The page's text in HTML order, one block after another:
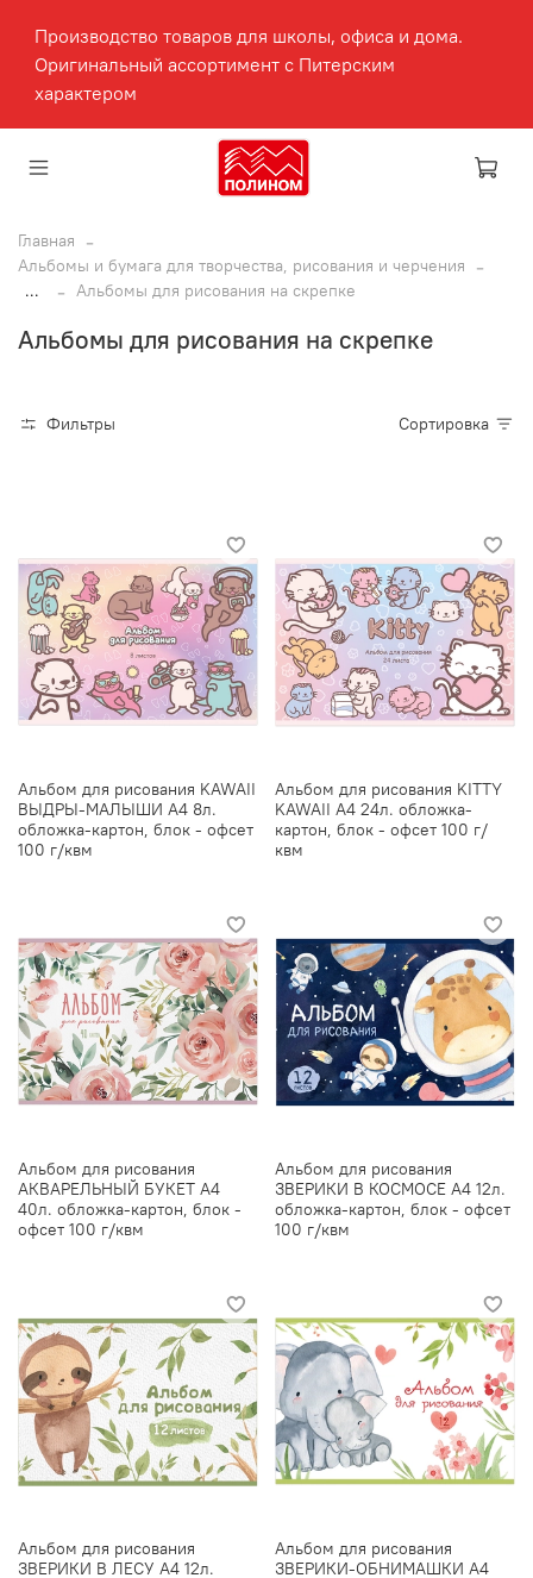
Производство товаров для школы, офиса и дома.
Оригинальный ассортимент с Питерским
характером
Главная
Альбомы и бумага для творчества, рисования и черчения
...
Альбомы для рисования на скрепке
Альбомы для рисования на скрепке
Фильтры Сортировка
Альбом для рисования KAWAII
ВЫДРЫ-МАЛЫШИ А4 8л.
обложка-картон, блок - офсет
100 г/квм
Альбом для рисования KITTY
KAWAII А4 24л. обложка-
картон, блок - офсет 100 г/
квм
Альбом для рисования
АКВАРЕЛЬНЫЙ БУКЕТ А4
40л. обложка-картон, блок -
офсет 100 г/квм
Альбом для рисования
ЗВЕРИКИ В КОСМОСЕ А4 12л.
обложка-картон, блок - офсет
100 г/квм
Альбом для рисования
ЗВЕРИКИ В ЛЕСУ А4 12л.
Альбом для рисования
ЗВЕРИКИ-ОБНИМАШКИ А4